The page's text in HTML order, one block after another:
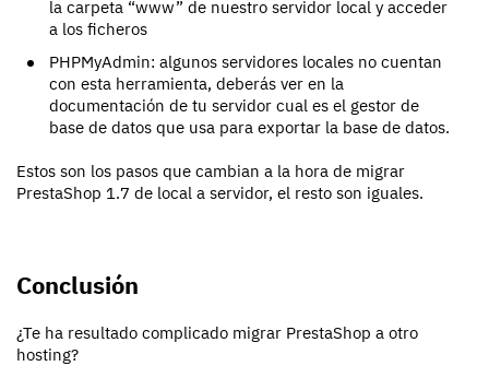
la carpeta “www” de nuestro servidor local y acceder
a los ficheros
PHPMyAdmin: algunos servidores locales no cuentan
con esta herramienta, deberás ver en la
documentación de tu servidor cual es el gestor de
base de datos que usa para exportar la base de datos.
Estos son los pasos que cambian a la hora de migrar
PrestaShop 1.7 de local a servidor, el resto son iguales.
Conclusión
¿Te ha resultado complicado migrar PrestaShop a otro
hosting?